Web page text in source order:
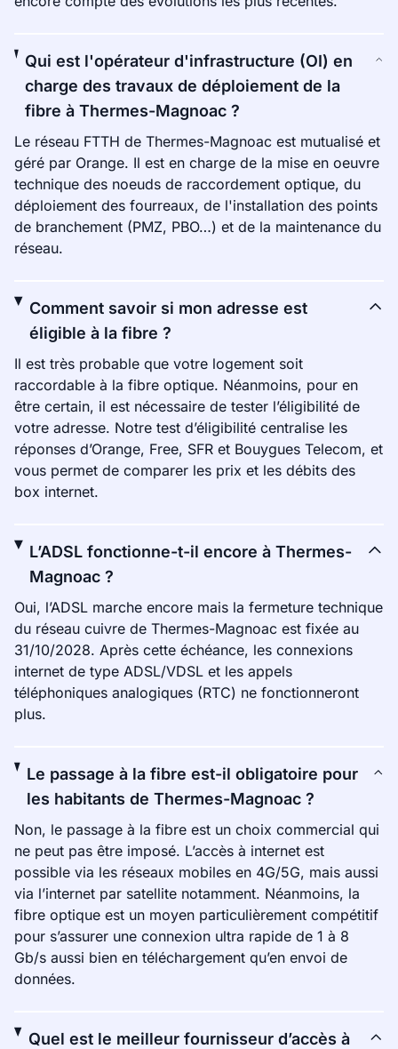
Qui est l'opérateur d'infrastructure (OI) en
charge des travaux de déploiement de la
fibre à Thermes-Magnoac ?
Le réseau FTTH de Thermes-Magnoac est mutualisé et
géré par Orange. Il est en charge de la mise en oeuvre
technique des noeuds de raccordement optique, du
déploiement des fourreaux, de l'installation des points
de branchement (PMZ, PBO…) et de la maintenance du
réseau.
Comment savoir si mon adresse est
éligible à la fibre ?
Il est très probable que votre logement soit
raccordable à la fibre optique. Néanmoins, pour en
être certain, il est nécessaire de tester l’éligibilité de
votre adresse. Notre test d’éligibilité centralise les
réponses d’Orange, Free, SFR et Bouygues Telecom, et
vous permet de comparer les prix et les débits des
box internet.
L’ADSL fonctionne-t-il encore à Thermes-
Magnoac ?
Oui, l’ADSL marche encore mais la fermeture technique
du réseau cuivre de Thermes-Magnoac est fixée au
31/10/2028. Après cette échéance, les connexions
internet de type ADSL/VDSL et les appels
téléphoniques analogiques (RTC) ne fonctionneront
plus.
Le passage à la fibre est-il obligatoire pour
les habitants de Thermes-Magnoac ?
Non, le passage à la fibre est un choix commercial qui
ne peut pas être imposé. L’accès à internet est
possible via les réseaux mobiles en 4G/5G, mais aussi
via l’internet par satellite notamment. Néanmoins, la
fibre optique est un moyen particulièrement compétitif
pour s’assurer une connexion ultra rapide de 1 à 8
Gb/s aussi bien en téléchargement qu’en envoi de
données.
Quel est le meilleur fournisseur d’accès à